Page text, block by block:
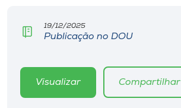
19/12/2025
Publicação no DOU
Visualizar Compartilhar